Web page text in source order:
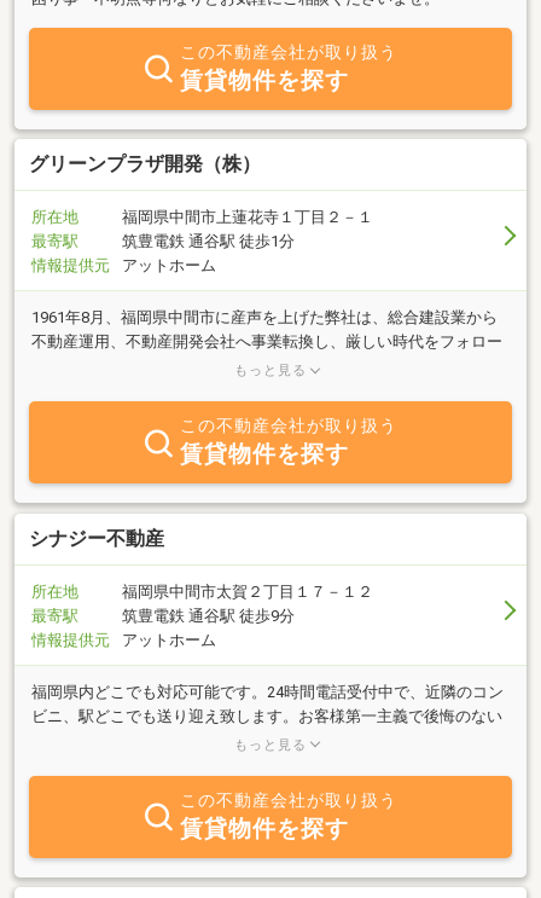
この不動産会社が取り扱う
賃貸物件を探す
グリーンプラザ開発（株）
所在地
福岡県中間市上蓮花寺１丁目２－１
最寄駅
筑豊電鉄 通谷駅 徒歩1分
情報提供元
アットホーム
1961年8月、福岡県中間市に産声を上げた弊社は、総合建設業から
不動産運用、不動産開発会社へ事業転換し、厳しい時代をフォロー
の風に変えて慎重な事業展開を行ってきました。 これからさらに加
子化、低成長時代という我が国にとってかつて経験のない未曽有の
「不透明時代」を迎えました。 弊社グループは、コア会社であるグ
リーンプラザ開発株式会社とそのグループ会社がベクトルを一つに
まとめ、知恵を出し合い、シナジー効果を発揮することにより、地
域社会から「なくてはならない企業集団」としての支持と評価を得
なければなりません。 池を埋め、山を削り、工場地域を再生し、地
そ弊社の使命と考えております。 創業者である冷牟田千年の「地域
に育てられ、地域に恩返し！」を念頭におき、変化していくビジネ
スチャンスとビジネスシーンのグローバル化に積極的に対応してい
れつつ「更に豊かな街づくり」「更に豊かな地域づくり」に夢をも
って挑戦し続けたいと考えております。
もっと見る
この不動産会社が取り扱う
賃貸物件を探す
シナジー不動産
所在地
福岡県中間市太賀２丁目１７－１２
最寄駅
筑豊電鉄 通谷駅 徒歩9分
情報提供元
アットホーム
福岡県内どこでも対応可能です。24時間電話受付中で、近隣のコン
ビニ、駅どこでも送り迎え致します。お客様第一主義で後悔のない
物件の見つかるまでとことんサポートさせて頂きます。お客様第一
もっと見る
この不動産会社が取り扱う
賃貸物件を探す